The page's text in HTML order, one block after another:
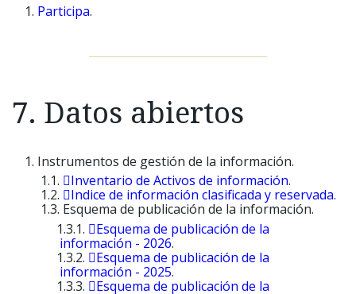
Participa.
7. Datos abiertos
Instrumentos de gestión de la información​.
Inventario de Activos de información.
Indice de información clasificada y reservada.
Esquema de publicación de la información.
Esquema de publicación de la
información - 2026.
Esquema de publicación de la
información - 2025.
Esquema de publicación de la